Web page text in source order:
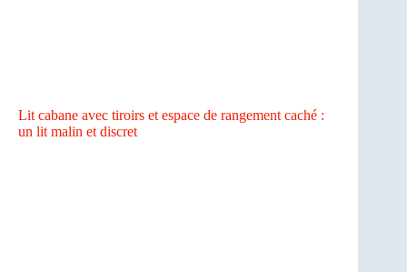
Lit cabane avec tiroirs et espace de rangement caché :
un lit malin et discret